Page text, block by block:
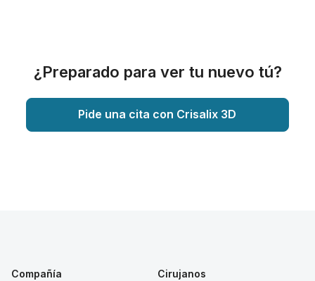
¿Preparado para ver tu nuevo tú?
Pide una cita con Crisalix 3D
Compañía
Cirujanos